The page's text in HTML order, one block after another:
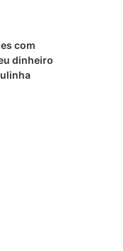
com
dinheiro